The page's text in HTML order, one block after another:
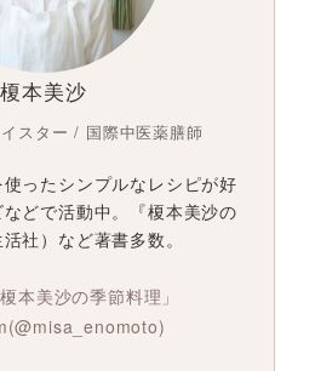
榎本美沙
スター / 国際中医薬膳師
ったシンプルなレシピが好
どで活動中。『榎本美沙の
社）など著書多数。
本美沙の季節料理」